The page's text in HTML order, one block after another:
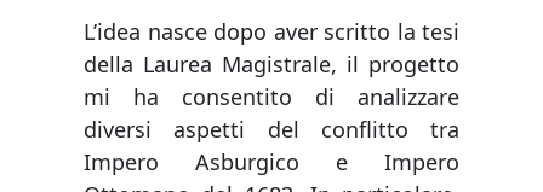
L’idea nasce dopo aver scritto la tesi
della Laurea Magistrale, il progetto
mi ha consentito di analizzare
diversi aspetti del conflitto tra
Impero Asburgico e Impero